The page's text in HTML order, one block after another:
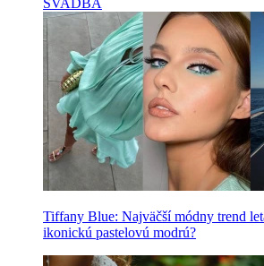
SVADBA
Tiffany Blue: Najväčší módny trend
ikonickú pastelovú modrú?